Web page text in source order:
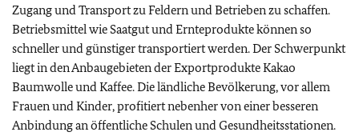
Zugang und Transport zu Feldern und Betrieben zu schaffen.
Betriebsmittel wie Saatgut und Ernteprodukte können so
schneller und günstiger transportiert werden. Der Schwerpunkt
liegt in den Anbaugebieten der Exportprodukte Kakao
Baumwolle und Kaffee. Die ländliche Bevölkerung, vor allem
Frauen und Kinder, profitiert nebenher von einer besseren
Anbindung an öffentliche Schulen und Gesundheitsstationen.